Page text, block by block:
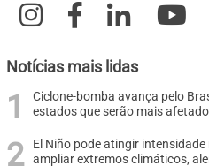
Notícias mais lidas
Ciclone-bomba avança pelo
estados que serão mais
El Niño pode atingir
ampliar extremos climáticos,